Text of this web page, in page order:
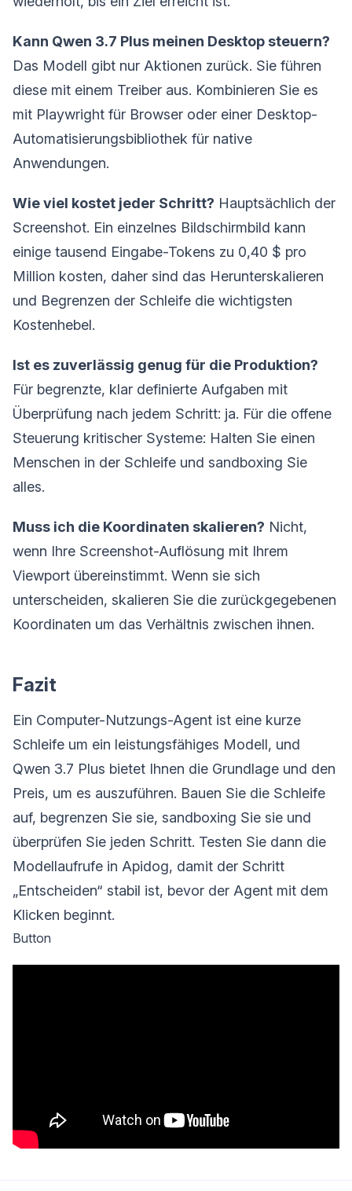
Kann Qwen 3.7 Plus meinen Desktop steuern?
Das Modell gibt nur Aktionen zurück. Sie führen
diese mit einem Treiber aus. Kombinieren Sie es
mit Playwright für Browser oder einer Desktop-
Automatisierungsbibliothek für native
Anwendungen.
Wie viel kostet jeder Schritt? Hauptsächlich der
Screenshot. Ein einzelnes Bildschirmbild kann
einige tausend Eingabe-Tokens zu 0,40 $ pro
Million kosten, daher sind das Herunterskalieren
und Begrenzen der Schleife die wichtigsten
Kostenhebel.
Ist es zuverlässig genug für die Produktion?
Für begrenzte, klar definierte Aufgaben mit
Überprüfung nach jedem Schritt: ja. Für die offene
Steuerung kritischer Systeme: Halten Sie einen
Menschen in der Schleife und sandboxing Sie
alles.
Muss ich die Koordinaten skalieren? Nicht,
wenn Ihre Screenshot-Auflösung mit Ihrem
Viewport übereinstimmt. Wenn sie sich
unterscheiden, skalieren Sie die zurückgegebenen
Koordinaten um das Verhältnis zwischen ihnen.
Fazit
Ein Computer-Nutzungs-Agent ist eine kurze
Schleife um ein leistungsfähiges Modell, und
Qwen 3.7 Plus bietet Ihnen die Grundlage und den
Preis, um es auszuführen. Bauen Sie die Schleife
auf, begrenzen Sie sie, sandboxing Sie sie und
überprüfen Sie jeden Schritt. Testen Sie dann die
Modellaufrufe in Apidog, damit der Schritt
„Entscheiden“ stabil ist, bevor der Agent mit dem
Klicken beginnt.
Button